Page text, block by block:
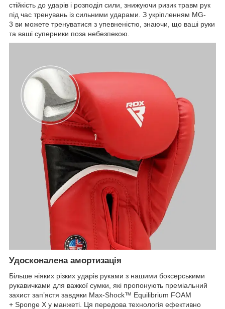
стійкість до ударів і розподіл сили, знижуючи ризик травм рук
під час тренувань із сильними ударами. З укріпленням MG-
3 ви можете тренуватися з упевненістю, знаючи, що ваші руки
та ваші суперники поза небезпекою.
Удосконалена амортизація
Більше ніяких різких ударів руками з нашими боксерськими
рукавичками для важкої сумки, які пропонують преміальний
захист зап’ястя завдяки Max-Shock™ Equilibrium FOAM
+ Sponge X у манжеті. Ця передова технологія ефективно